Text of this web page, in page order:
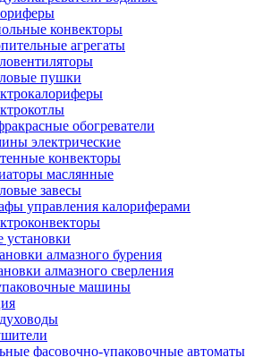
конвекторы
агрегаты
пушки
обогреватели
электрические
конвекторы
маслянные
завесы
управления калориферами
установки
алмазного бурения
алмазного сверления
машины
фасовочно-упаковочные автоматы